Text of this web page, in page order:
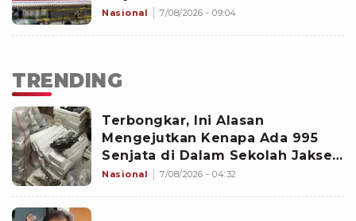
Nasional 7/08/2026 - 09:04
TRENDING
Terbongkar, Ini Alasan
Mengejutkan Kenapa Ada 995
Senjata di Dalam Sekolah Jaksel
Sejak 2020
Nasional 7/08/2026 - 04:32